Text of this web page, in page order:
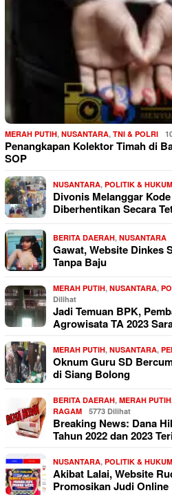
MERAH PUTIH, NUSANTARA, TNI & POLRI
Penangkapan Kolektor Timah di
SOP
NUSANTARA, POLITIK & HUKUM
Divonis Melanggar
Diberhentikan Secara
BERITA DAERAH, NUSANTARA
Gawat, Website Dinkes
Tanpa Baju
MERAH PUTIH, NUSANTARA,
Dilihat
Jadi Temuan BPK,
Agrowisata TA 2023
MERAH PUTIH, NUSANTARA,
Oknum Guru SD
di Siang Bolong
BERITA DAERAH, MERAH PUTIH
RAGAM
5773 Dilihat
Breaking News: Dana
Tahun 2022 dan 2023
NUSANTARA, POLITIK & HUKUM
Akibat Lalai, Website
Promosikan Judi Online